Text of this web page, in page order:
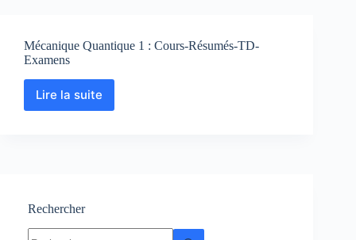
Mécanique Quantique 1 : Cours-Résumés-TD-
Examens
Lire la suite
Mécanique
Examens
Rechercher